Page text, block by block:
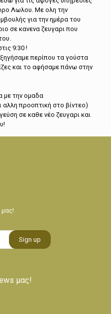
Λωλου. Με ολη την
για την ημέρα του
σε κανενα ζευγαρι που
9:30 !
περίπου τα γούστα
και το αφήσαμε πάνω στην
με την ομαδα
προοπτική στο βίντεο)
σε καθε νέο ζευγαρι και
μας!
μας!